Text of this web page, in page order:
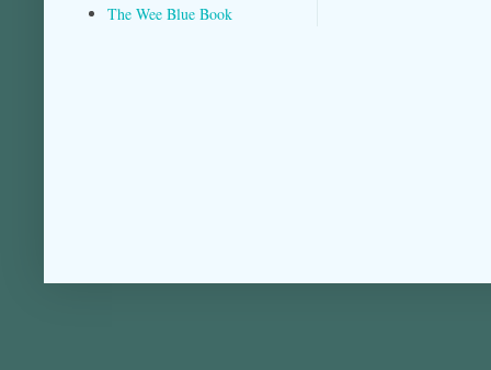
The Wee Blue Book